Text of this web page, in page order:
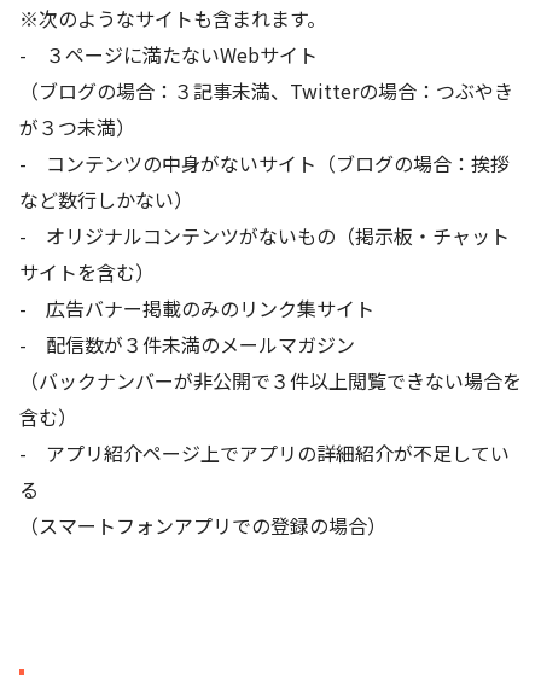
※次のようなサイトも含まれます。
- ３ページに満たないWebサイト
（ブログの場合：３記事未満、Twitterの場合：つぶやき
が３つ未満）
- コンテンツの中身がないサイト（ブログの場合：挨拶
など数行しかない）
- オリジナルコンテンツがないもの（掲示板・チャット
サイトを含む）
- 広告バナー掲載のみのリンク集サイト
- 配信数が３件未満のメールマガジン
（バックナンバーが非公開で３件以上閲覧できない場合を
含む）
- アプリ紹介ページ上でアプリの詳細紹介が不足してい
る
（スマートフォンアプリでの登録の場合）